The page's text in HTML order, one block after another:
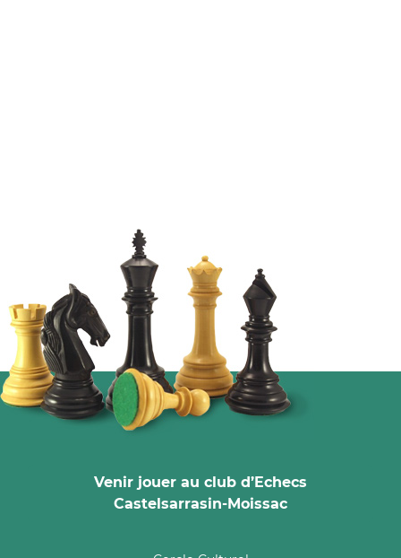
Venir jouer au club d’Echecs
Castelsarrasin-Moissac